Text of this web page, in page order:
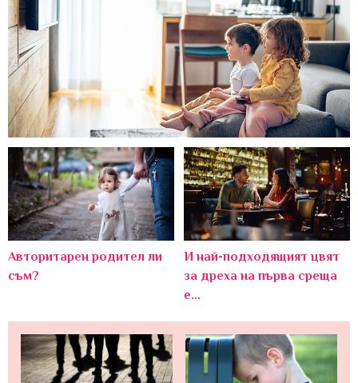
Авторитарен родител ли
съм?
И най-подходящият цвят
за дреха на първа среща
е...